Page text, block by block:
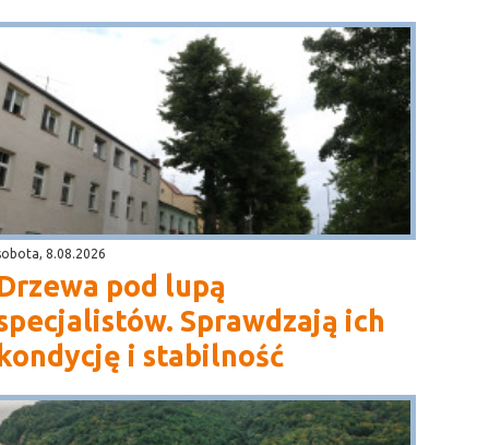
8.08.2026
pod lupą
Sprawdzają ich
kondycję i stabilność